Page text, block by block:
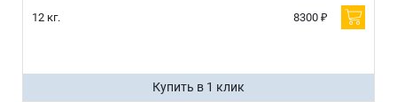
12 кг. 8300 ₽
Купить в 1 клик